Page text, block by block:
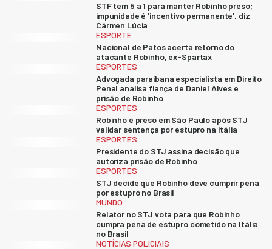
STF tem 5 a 1 para manter Robinho preso;
impunidade é 'incentivo permanente', diz
Cármen Lúcia
ESPORTE
Nacional de Patos acerta retorno do
atacante Robinho, ex-Spartax
ESPORTES
Advogada paraibana especialista em Direito
Penal analisa fiança de Daniel Alves e
prisão de Robinho
ESPORTES
Robinho é preso em São Paulo após STJ
validar sentença por estupro na Itália
ESPORTES
Presidente do STJ assina decisão que
autoriza prisão de Robinho
ESPORTES
STJ decide que Robinho deve cumprir pena
por estupro no Brasil
MUNDO
Relator no STJ vota para que Robinho
cumpra pena de estupro cometido na Itália
no Brasil
NOTÍCIAS POLICIAIS